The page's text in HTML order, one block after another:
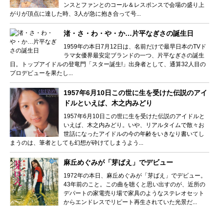
ンスとファンとのコール＆レスポンスで会場の盛り上
がりが頂点に達した時、3人が急に抱き合って号...
渚・さ・わ・や・か…片平なぎさの誕生日
1959年の本日7月12日は、名前だけで最早日本のTVド
ラマ女優界最安定ブランドの一つ、片平なぎさの誕生
日。トップアイドルの登竜門「スター誕生!」出身者として、通算32人目の
プロデビューを果たし...
1957年6月10日この世に生を受けた伝説のアイ
ドルといえば、木之内みどり
1957年6月10日この世に生を受けた伝説のアイドルと
いえば、木之内みどり。いや、リアルタイムで散々お
世話になったアイドルの今の年齢をいきなり書いてし
まうのは、筆者としても幻想が砕けてしまうよう...
麻丘めぐみが「芽ばえ」でデビュー
1972年の本日、麻丘めぐみが「芽ばえ」でデビュー。
43年前のこと。この曲を聴くと思い出すのが、近所の
デパートの家電売り場で家具のようなステレオセット
からエンドレスでリピート再生されていた光景だ...